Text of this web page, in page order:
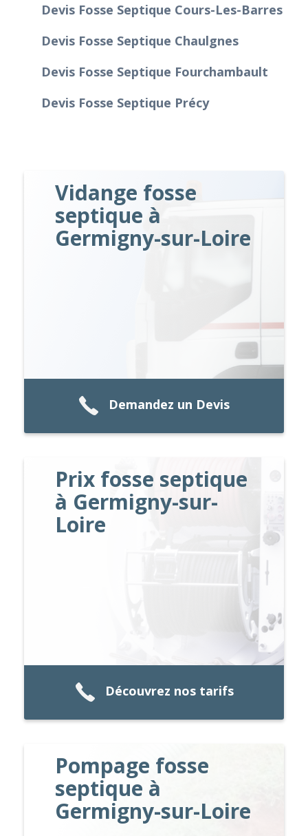
Devis Fosse Septique Cours-Les-Barres
Devis Fosse Septique Chaulgnes
Devis Fosse Septique Fourchambault
Devis Fosse Septique Précy
Vidange fosse
septique à
Germigny-sur-Loire
Demandez un Devis
Prix fosse septique
à Germigny-sur-
Loire
Découvrez nos tarifs
Pompage fosse
septique à
Germigny-sur-Loire